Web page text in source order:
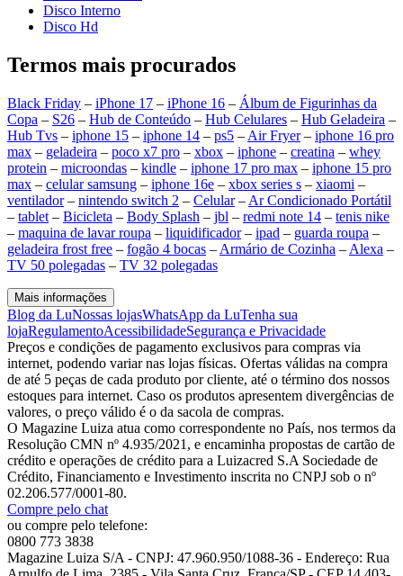
Disco Interno
Disco Hd
Termos mais procurados
Black Friday – iPhone 17 – iPhone 16 – Álbum de Figurinhas da
Copa – S26 – Hub de Conteúdo – Hub Celulares – Hub Geladeira –
Hub Tvs – iphone 15 – iphone 14 – ps5 – Air Fryer– iphone 16 pro
max – geladeira – poco x7 pro – xbox – iphone – creatina – whey
protein – microondas – kindle – iphone 17 pro max – iphone 15 pro
max – celular samsung – iphone 16e – xbox series s – xiaomi –
ventilador– nintendo switch 2 – Celular– Ar Condicionado Portátil
– tablet – Bicicleta – Body Splash – jbl – redmi note 14 – tenis nike
– maquina de lavar roupa – liquidificador– ipad – guarda roupa –
geladeira frost free – fogão 4 bocas – Armário de Cozinha – Alexa –
TV 50 polegadas – TV 32 polegadas
Mais informações
Blog da LuNossas lojasWhatsApp da LuTenha sua
lojaRegulamentoAcessibilidadeSegurança e Privacidade
Preços e condições de pagamento exclusivos para compras via
internet, podendo variar nas lojas físicas. Ofertas válidas na compra
de até 5 peças de cada produto por cliente, até o término dos nossos
estoques para internet. Caso os produtos apresentem divergências de
valores, o preço válido é o da sacola de compras.
O Magazine Luiza atua como correspondente no País, nos termos da
Resolução CMN nº 4.935/2021, e encaminha propostas de cartão de
crédito e operações de crédito para a Luizacred S.A Sociedade de
Crédito, Financiamento e Investimento inscrita no CNPJ sob o nº
02.206.577/0001-80.
Compre pelo chat
ou compre pelo telefone:
0800 773 3838
Magazine Luiza S/A - CNPJ: 47.960.950/1088-36 - Endereço: Rua